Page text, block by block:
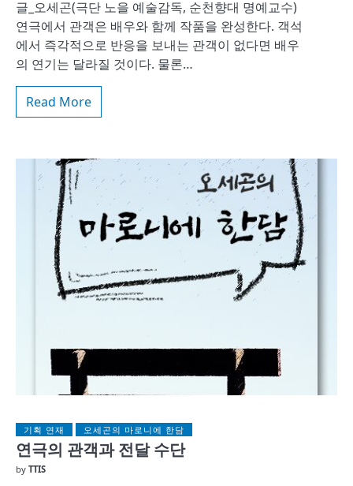
글_오세곤(극단 노을 예술감독, 순천향대 명예교수)
연극에서 관객은 배우와 함께 작품을 완성한다. 객석
에서 즉각적으로 반응을 보내는 관객이 없다면 배우
의 연기는 달라질 것이다. 물론…
Read More
기획 연재 오세곤의 마로니에 한담
연극의 관객과 전달 수단
by TTIS